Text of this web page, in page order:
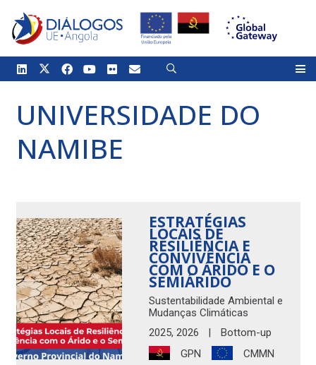
UNIVERSIDADE DO
NAMIBE
ESTRATÉGIAS
LOCAIS DE
RESILIÊNCIA E
CONVIVÊNCIA
COM O ÁRIDO E O
SEMIÁRIDO
Sustentabilidade Ambiental e
Mudanças Climáticas
2025, 2026 |
Bottom-up
GPN
CMMN